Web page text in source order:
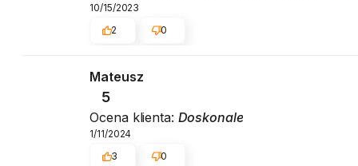
10/15/2023
2
0
Mateusz
5
Ocena klienta: Doskonale
1/11/2024
3
0